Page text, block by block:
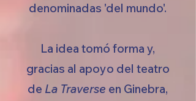
denominadas 'del mundo'.
La idea tomó forma y,
gracias al apoyo del teatro
de La Traverse en Ginebra,